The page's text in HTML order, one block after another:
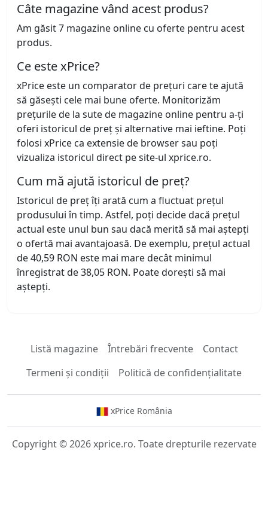
Câte magazine vând acest produs?
Am găsit 7 magazine online cu oferte pentru acest
produs.
Ce este xPrice?
xPrice este un comparator de prețuri care te ajută
să găsești cele mai bune oferte. Monitorizăm
prețurile de la sute de magazine online pentru a-ți
oferi istoricul de preț și alternative mai ieftine. Poți
folosi xPrice ca extensie de browser sau poți
vizualiza istoricul direct pe site-ul xprice.ro.
Cum mă ajută istoricul de preț?
Istoricul de preț îți arată cum a fluctuat prețul
produsului în timp. Astfel, poți decide dacă prețul
actual este unul bun sau dacă merită să mai aștepți
o ofertă mai avantajoasă. De exemplu, prețul actual
de 40,59 RON este mai mare decât minimul
înregistrat de 38,05 RON. Poate dorești să mai
aștepți.
Listă magazine Întrebări frecvente
Contact
Termeni și condiții
Politică de confidențialitate
xPrice România
Copyright © 2026 xprice.ro. Toate drepturile rezervate